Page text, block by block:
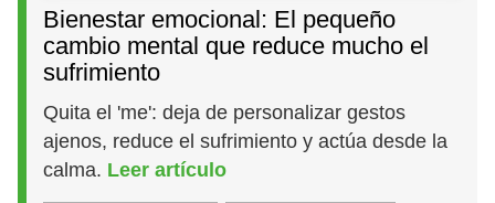
Bienestar emocional: El pequeño
cambio mental que reduce mucho el
sufrimiento
Quita el 'me': deja de personalizar gestos
ajenos, reduce el sufrimiento y actúa desde la
calma. Leer artículo